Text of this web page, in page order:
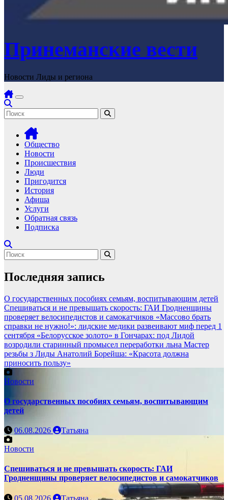
Принеманские вести
Новости Лиды и региона
Общество
Новости
Происшествия
Люди
Пригодится
История
Афиша
Услуги
Обратная связь
Подписка
Последняя запись
О государственных пособиях семьям, воспитывающим детей
Спешиваться и не превышать скорость: ГАИ Гродненщины
проверяет велосипедистов и самокатчиков «Массово брать
справки не нужно!»: лидские медики развеивают миф перед 1
сентября «Белорусское золото» в Гончарах: под Лидой
возродили старинный промысел переработки льна Мастер
резьбы з Лиды Анатолий Борейша: «Красота должна
приносить пользу»
Новости
О государственных пособиях семьям, воспитывающим
детей
06.08.2026 Татьяна
Новости
Спешиваться и не превышать скорость: ГАИ
Гродненщины проверяет велосипедистов и самокатчиков
05.08.2026 Татьяна